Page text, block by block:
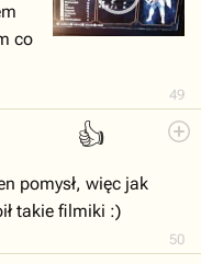
49
co
👍
50
pomysł, więc jak
takie filmiki :)